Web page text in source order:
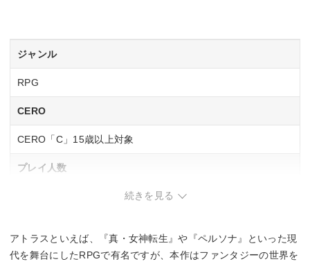
ジャンル
RPG
CERO
CERO「C」15歳以上対象
プレイ人数
–
続きを見る
アトラスといえば、『真・女神転生』や『ペルソナ』といった現
代を舞台にしたRPGで有名ですが、本作はファンタジーの世界を